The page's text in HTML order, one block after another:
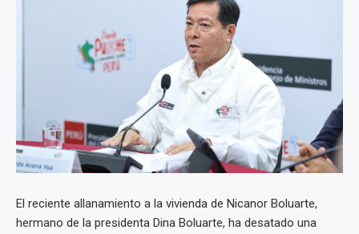
El reciente allanamiento a la vivienda de Nicanor Boluarte,
hermano de la presidenta Dina Boluarte, ha desatado una